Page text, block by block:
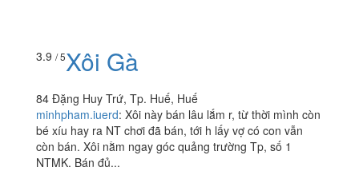
3.9 / 5Xôi Gà
84 Đặng Huy Trứ, Tp. Huế, Huế
minhpham.iuerd: Xôi này bán lâu lắm r, từ thời mình còn
bé xíu hay ra NT chơi đã bán, tới h lấy vợ có con vẫn
còn bán. Xôi nằm ngay góc quảng trường Tp, số 1
NTMK. Bán đủ...